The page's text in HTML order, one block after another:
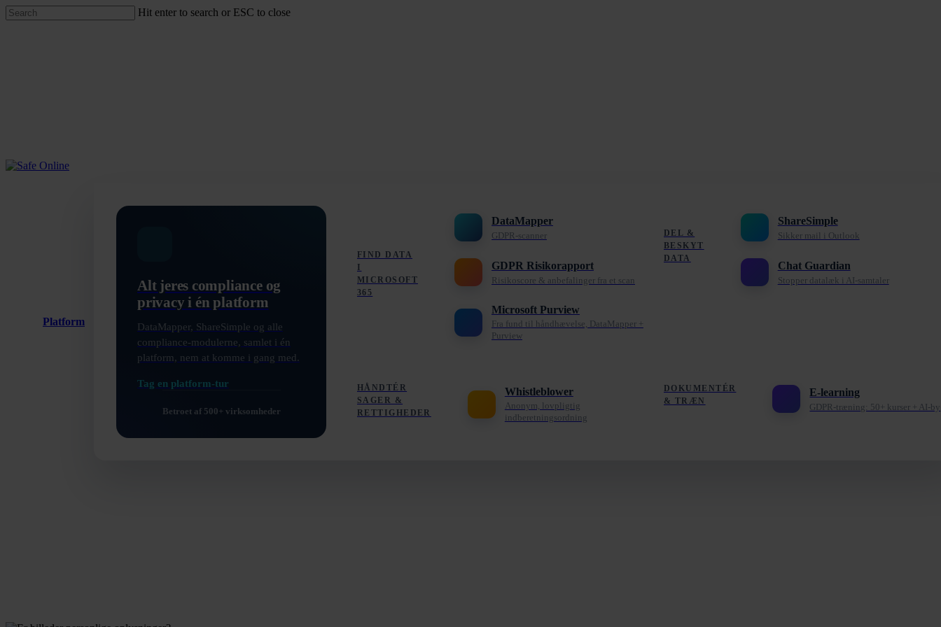
Skip
to
Hit enter to search or ESC to close
Platform
Alt jeres compliance og
privacy i én platform
DataMapper, ShareSimple og alle
compliance-modulerne, samlet i én
platform, nem at komme i gang med.
FIND DATA
I
MICROSOFT
365
DataMapper
GDPR-scanner
GDPR Risikorapport
Risikoscore & anbefalinger fra et scan
Microsoft Purview
Fra fund til håndhævelse, DataMapper +
Purview
DEL &
BESKYT
DATA
ShareSimple
Sikker mail i Outlook
Chat Guardian
Stopper datalæk i AI-samtaler
HÅNDTÉR
SAGER &
RETTIGHEDER
Whistleblower
Anonym, lovpligtig
indberetningsordning
DOKUMENTÉR
& TRÆN
E-learning
GDPR-træning: 50+ kurser + AI-